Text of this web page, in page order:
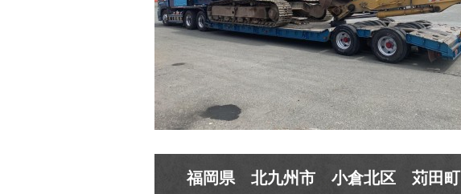
福岡県 北九州市 小倉北区 苅田町